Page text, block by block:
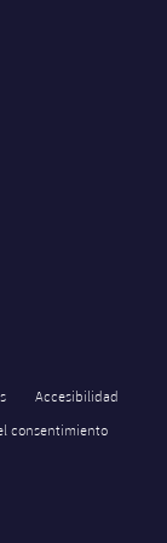
Accesibilidad
consentimiento